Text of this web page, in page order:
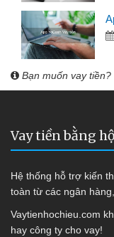
Bạn muốn vay tiền?
Vay tiền bằng
Hệ thống hỗ trợ kiến
toàn từ các ngân
Vaytienhochieu.com
hay công ty cho vay!